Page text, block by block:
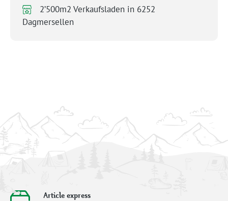
2’500m2 Verkaufsladen in 6252
Dagmersellen
Article express